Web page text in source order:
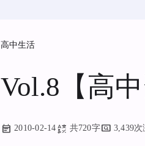
高中生活
Vol.8【高
2010-02-14 共720字 3,439次